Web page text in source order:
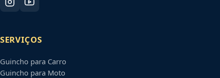
SERVIÇOS
Guincho para Carro
Guincho para Moto